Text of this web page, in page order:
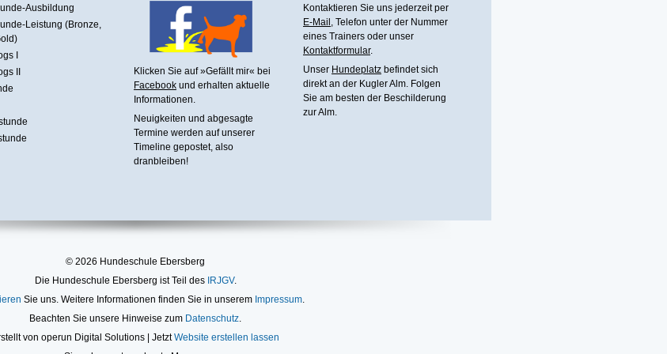
Ausbildung
Leistung (Bronze,
I
II
Klicken Sie auf »Gefällt mir« bei
Facebook und erhalten aktuelle
Informationen.
Neuigkeiten und abgesagte
Termine werden auf unserer
Timeline gepostet, also
dranbleiben!
Kontaktieren Sie uns jederzeit per
E-Mail , Telefon unter der Nummer
eines Trainers oder unser
Kontaktformular.
Unser Hundeplatz befindet sich
direkt an der Kugler Alm. Folgen
Sie am besten der Beschilderung
zur Alm.
© 2026 Hundeschule Ebersberg
Die Hundeschule Ebersberg ist Teil des IRJGV.
Sie uns. Weitere Informationen finden Sie in unserem Impressum.
Beachten Sie unsere Hinweise zum Datenschutz
von operun Digital Solutions | JetztWebsite erstellen lassen